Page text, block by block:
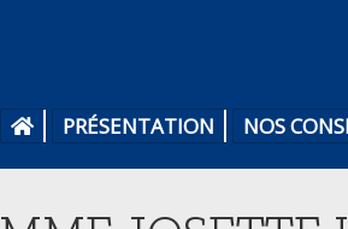
PRÉSENTATION NOS